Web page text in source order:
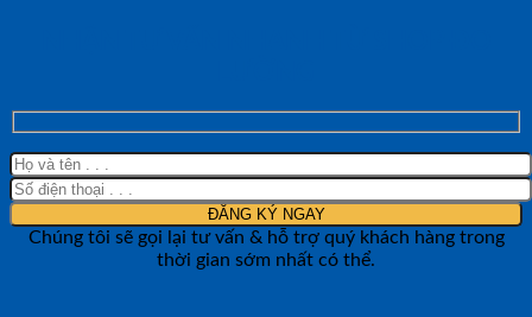
Chúng tôi sẽ gọi lại tư vấn & hỗ trợ quý khách hàng trong
thời gian sớm nhất có thể.